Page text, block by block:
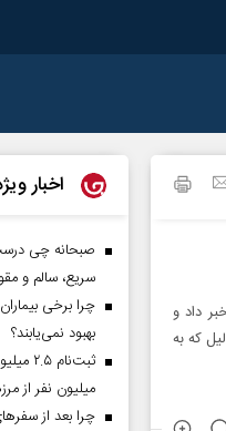
و تشکل ها
رزمی
گیشه روزنامه
البرز
تهران
خراسان شمالی
سیستان و بلوچستان
کردستان
گلستان
ساوه
داد و
که به
اخبار
سریع، سالم و
چرا برخی بیماران
بهبود نمی‌یابند؟
میلیون نفر از
چرا بعد از